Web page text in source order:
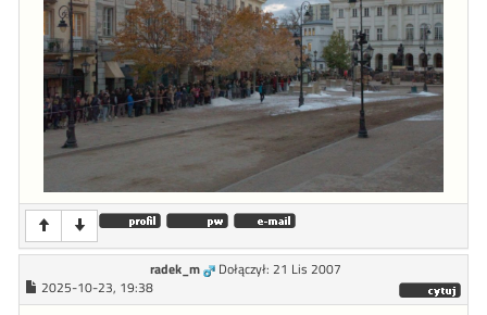
radek_m
Dołączył: 21 Lis 2007
2025-10-23, 19:38